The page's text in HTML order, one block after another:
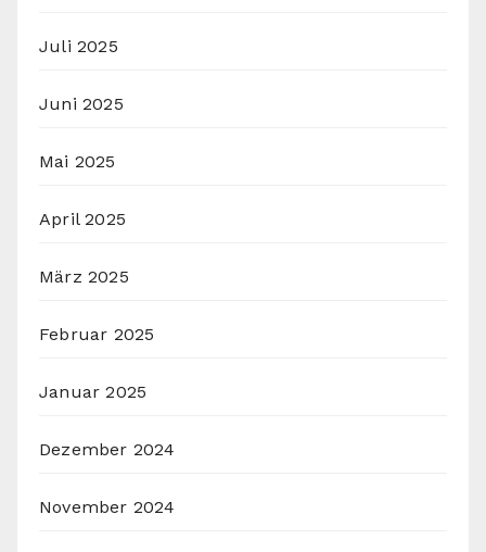
Juli 2025
Juni 2025
Mai 2025
April 2025
März 2025
Februar 2025
Januar 2025
Dezember 2024
November 2024